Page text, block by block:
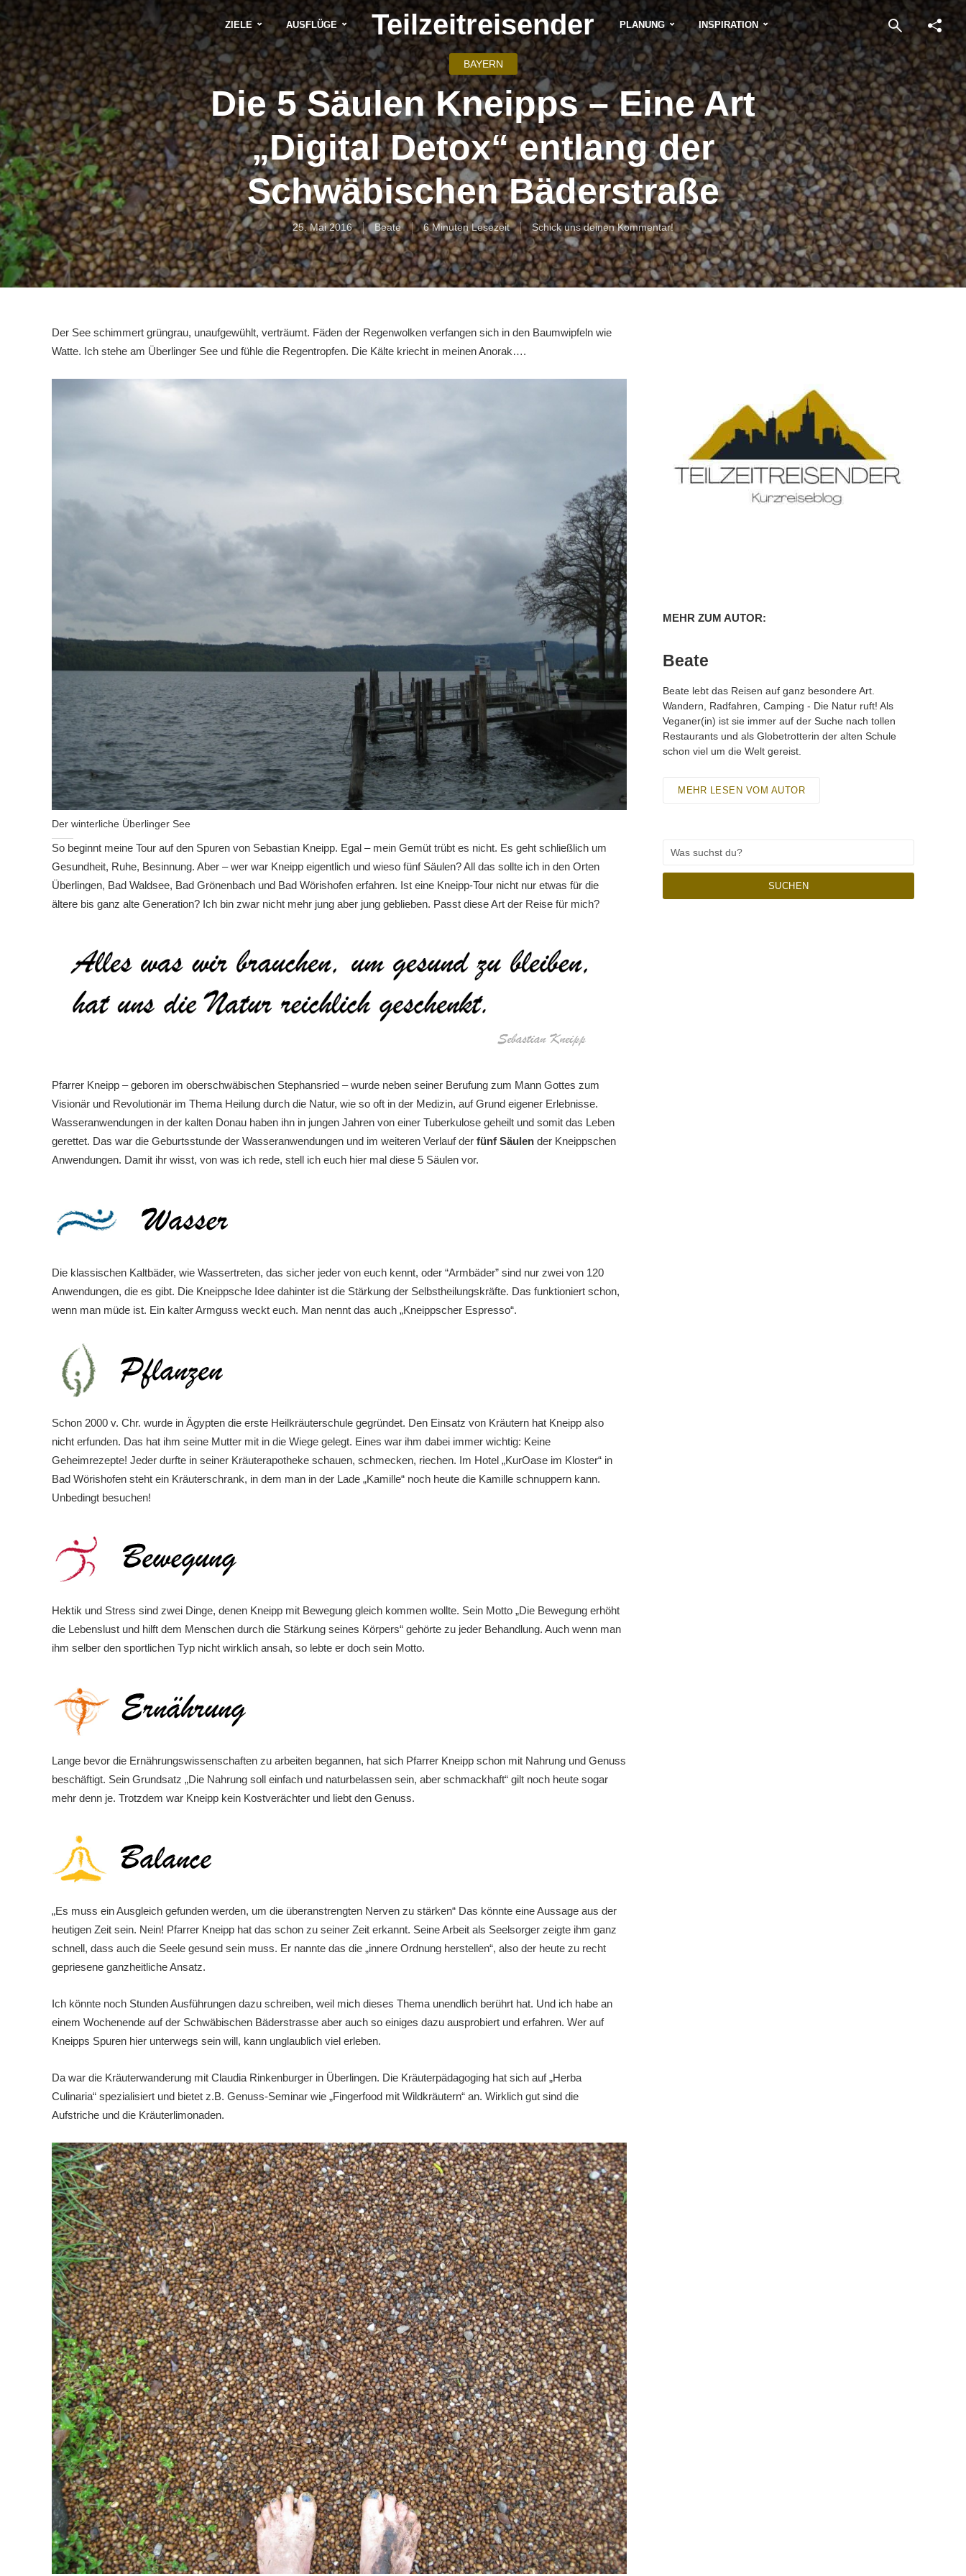
ZIELE AUSFLÜGE Teilzeitreisender PLANUNG INSPIRATION
BAYERN
Die 5 Säulen Kneipps – Eine Art
„Digital Detox“ entlang der
Schwäbischen Bäderstraße
25. Mai 2016 Beate 6 Minuten Lesezeit Schick uns deinen Kommentar!
Der See schimmert grüngrau, unaufgewühlt, verträumt. Fäden der Regenwolken verfangen sich in den Baumwipfeln wie
Watte. Ich stehe am Überlinger See und fühle die Regentropfen. Die Kälte kriecht in meinen Anorak….
Der winterliche Überlinger See
So beginnt meine Tour auf den Spuren von Sebastian Kneipp. Egal – mein Gemüt trübt es nicht. Es geht schließlich um
Gesundheit, Ruhe, Besinnung. Aber – wer war Kneipp eigentlich und wieso fünf Säulen? All das sollte ich in den Orten
Überlingen, Bad Waldsee, Bad Grönenbach und Bad Wörishofen erfahren. Ist eine Kneipp-Tour nicht nur etwas für die
ältere bis ganz alte Generation? Ich bin zwar nicht mehr jung aber jung geblieben. Passt diese Art der Reise für mich?
Pfarrer Kneipp – geboren im oberschwäbischen Stephansried – wurde neben seiner Berufung zum Mann Gottes zum
Visionär und Revolutionär im Thema Heilung durch die Natur, wie so oft in der Medizin, auf Grund eigener Erlebnisse.
Wasseranwendungen in der kalten Donau haben ihn in jungen Jahren von einer Tuberkulose geheilt und somit das Leben
gerettet. Das war die Geburtsstunde der Wasseranwendungen und im weiteren Verlauf der fünf Säulen der Kneippschen
Anwendungen. Damit ihr wisst, von was ich rede, stell ich euch hier mal diese 5 Säulen vor.
Die klassischen Kaltbäder, wie Wassertreten, das sicher jeder von euch kennt, oder “Armbäder” sind nur zwei von 120
Anwendungen, die es gibt. Die Kneippsche Idee dahinter ist die Stärkung der Selbstheilungskräfte. Das funktioniert schon,
wenn man müde ist. Ein kalter Armguss weckt euch. Man nennt das auch „Kneippscher Espresso“.
Schon 2000 v. Chr. wurde in Ägypten die erste Heilkräuterschule gegründet. Den Einsatz von Kräutern hat Kneipp also
nicht erfunden. Das hat ihm seine Mutter mit in die Wiege gelegt. Eines war ihm dabei immer wichtig: Keine
Geheimrezepte! Jeder durfte in seiner Kräuterapotheke schauen, schmecken, riechen. Im Hotel „KurOase im Kloster“ in
Bad Wörishofen steht ein Kräuterschrank, in dem man in der Lade „Kamille“ noch heute die Kamille schnuppern kann.
Unbedingt besuchen!
Hektik und Stress sind zwei Dinge, denen Kneipp mit Bewegung gleich kommen wollte. Sein Motto „Die Bewegung erhöht
die Lebenslust und hilft dem Menschen durch die Stärkung seines Körpers“ gehörte zu jeder Behandlung. Auch wenn man
ihm selber den sportlichen Typ nicht wirklich ansah, so lebte er doch sein Motto.
Lange bevor die Ernährungswissenschaften zu arbeiten begannen, hat sich Pfarrer Kneipp schon mit Nahrung und Genuss
beschäftigt. Sein Grundsatz „Die Nahrung soll einfach und naturbelassen sein, aber schmackhaft“ gilt noch heute sogar
mehr denn je. Trotzdem war Kneipp kein Kostverächter und liebt den Genuss.
„Es muss ein Ausgleich gefunden werden, um die überanstrengten Nerven zu stärken“ Das könnte eine Aussage aus der
heutigen Zeit sein. Nein! Pfarrer Kneipp hat das schon zu seiner Zeit erkannt. Seine Arbeit als Seelsorger zeigte ihm ganz
schnell, dass auch die Seele gesund sein muss. Er nannte das die „innere Ordnung herstellen“, also der heute zu recht
gepriesene ganzheitliche Ansatz.
Ich könnte noch Stunden Ausführungen dazu schreiben, weil mich dieses Thema unendlich berührt hat. Und ich habe an
einem Wochenende auf der Schwäbischen Bäderstrasse aber auch so einiges dazu ausprobiert und erfahren. Wer auf
Kneipps Spuren hier unterwegs sein will, kann unglaublich viel erleben.
Da war die Kräuterwanderung mit Claudia Rinkenburger in Überlingen. Die Kräuterpädagoging hat sich auf „Herba
Culinaria“ spezialisiert und bietet z.B. Genuss-Seminar wie „Fingerfood mit Wildkräutern“ an. Wirklich gut sind die
Aufstriche und die Kräuterlimonaden.
MEHR ZUM AUTOR:
Beate
Beate lebt das Reisen auf ganz besondere Art.
Wandern, Radfahren, Camping - Die Natur ruft! Als
Veganer(in) ist sie immer auf der Suche nach tollen
Restaurants und als Globetrotterin der alten Schule
schon viel um die Welt gereist.
MEHR LESEN VOM AUTOR
SUCHEN